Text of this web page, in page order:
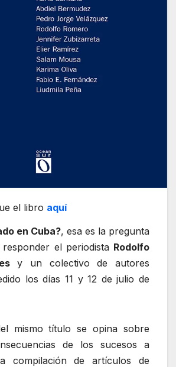
el libro aquí
en Cuba?, esa es la pregunta
el periodista Rodolfo
y un colectivo de autores
los días 11 y 12 de julio de
mismo título se opina sobre
de los sucesos a
compilación de artículos de